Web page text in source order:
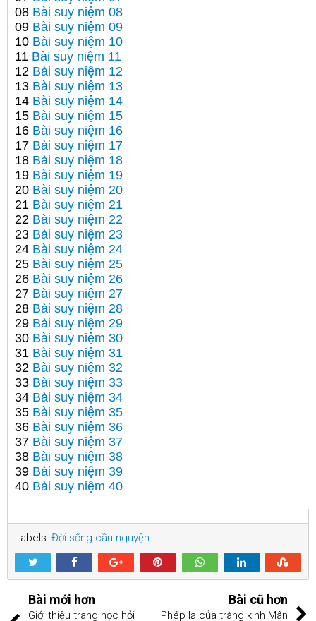
08 Bài suy niệm 08
09 Bài suy niệm 09
10 Bài suy niệm 10
11 Bài suy niệm 11
12 Bài suy niệm 12
13 Bài suy niệm 13
14 Bài suy niệm 14
15 Bài suy niệm 15
16 Bài suy niệm 16
17 Bài suy niệm 17
18 Bài suy niệm 18
19 Bài suy niệm 19
20 Bài suy niệm 20
21 Bài suy niệm 21
22 Bài suy niệm 22
23 Bài suy niệm 23
24 Bài suy niệm 24
25 Bài suy niệm 25
26 Bài suy niệm 26
27 Bài suy niệm 27
28 Bài suy niệm 28
29 Bài suy niệm 29
30 Bài suy niệm 30
31 Bài suy niệm 31
32 Bài suy niệm 32
33 Bài suy niệm 33
34 Bài suy niệm 34
35 Bài suy niệm 35
36 Bài suy niệm 36
37 Bài suy niệm 37
38 Bài suy niệm 38
39 Bài suy niệm 39
40 Bài suy niệm 40
Labels: Đời sống cầu nguyện
Bài mới hơn
Giới thiệu trang học hỏi
Bài cũ hơn
Phép lạ của tràng kinh Mân